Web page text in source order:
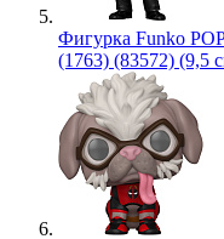
Фигурка Funko
(1763) (83572) (9,5